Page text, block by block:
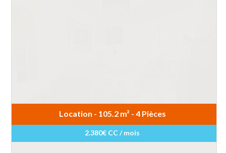
Location - 105.2 m² - 4 Pièces
2.380€ CC / mois